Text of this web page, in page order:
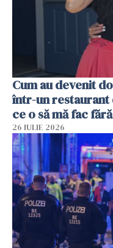
Cum au devenit
într-un restaurant
ce o să mă fac
26 IULIE 2026